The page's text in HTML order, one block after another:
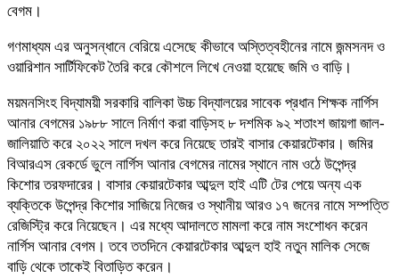
বেগম।
গণমাধ্যম এর অনুসন্ধানে বেরিয়ে এসেছে কীভাবে অস্তিত্বহীনের নামে জন্মসনদ ও
ওয়ারিশান সার্টিফিকেট তৈরি করে কৌশলে লিখে নেওয়া হয়েছে জমি ও বাড়ি।
ময়মনসিংহ বিদ্যাময়ী সরকারি বালিকা উচ্চ বিদ্যালয়ের সাবেক প্রধান শিক্ষক নার্গিস
আনার বেগমের ১৯৮৮ সালে নির্মাণ করা বাড়িসহ ৮ দশমিক ৯২ শতাংশ জায়গা জাল-
জালিয়াতি করে ২০২২ সালে দখল করে নিয়েছে তারই বাসার কেয়ারটেকার। জমির
বিআরএস রেকর্ডে ভুলে নার্গিস আনার বেগমের নামের স্থানে নাম ওঠে উপেন্দ্র
কিশোর তরফদারের। বাসার কেয়ারটেকার আব্দুল হাই এটি টের পেয়ে অন্য এক
ব্যক্তিকে উপেন্দ্র কিশোর সাজিয়ে নিজের ও স্থানীয় আরও ১৭ জনের নামে সম্পত্তি
রেজিস্ট্রি করে নিয়েছেন। এর মধ্যে আদালতে মামলা করে নাম সংশোধন করেন
নার্গিস আনার বেগম। তবে ততদিনে কেয়ারটেকার আব্দুল হাই নতুন মালিক সেজে
বাড়ি থেকে তাকেই বিতাড়িত করেন।